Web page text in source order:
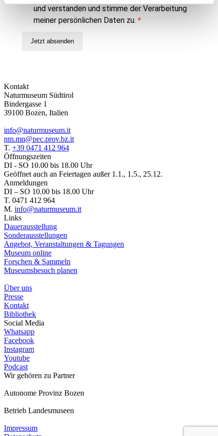
und verstanden und stimme der Verarbeitung
meiner persönlichen Daten zu.
Jetzt absenden
Kontakt
Naturmuseum Südtirol
Bindergasse 1
39100 Bozen, Italien
info@naturmuseum.it
nm.mn@pec.prov.bz.it
T. +39 0471 412 964
Öffnungszeiten
DI - SO 10.00 bis 18.00 Uhr
Geöffnet auch an Feiertagen außer 1.1., 1.5., 25.12.
Anmeldungen
DI – SO 10.00 bis 18.00 Uhr
T. 0471 412 964
M. info@naturmuseum.it
Links
Dauerausstellung
Sonderausstellungen
Angebot, Veranstaltungen & Tagungen
Museum online
Forschen & Sammeln
Museumsbesuch planen
Über uns
Presse
Kontakt
Bibliothek
Social Media
Whatsapp
Facebook
Instagram
Youtube
Podcast
Wir gehören zu Partner
Autonome Provinz Bozen
Betrieb Landesmuseen
Impressum